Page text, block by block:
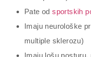
Pate odsportskih
Imaju neurološke
multiple sklerozu)
Imaju lošu